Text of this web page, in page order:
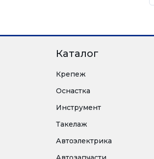
Каталог
Крепеж
Оснастка
Инструмент
Такелаж
Автоэлектрика